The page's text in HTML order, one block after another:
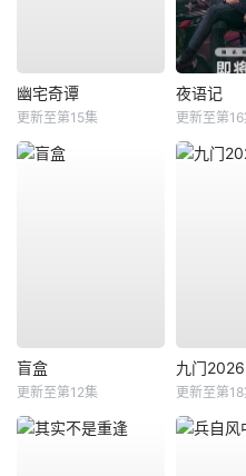
幽宅奇谭
更新至第15集
夜语记
更新至第16
盲盒
更新至第12集
九门2026
更新至第18